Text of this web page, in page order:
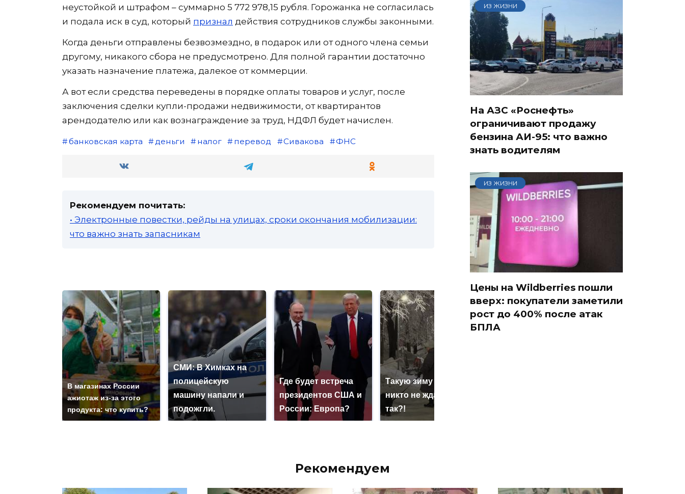
неустойкой и штрафом – суммарно 5 772 978,15 рубля. Горожанка не согласилась
и подала иск в суд, который признал действия сотрудников службы законными.
Когда деньги отправлены безвозмездно, в подарок или от одного члена семьи
другому, никакого сбора не предусмотрено. Для полной гарантии достаточно
указать назначение платежа, далекое от коммерции.
А вот если средства переведены в порядке оплаты товаров и услуг, после
заключения сделки купли-продажи недвижимости, от квартирантов
арендодателю или как вознаграждение за труд, НДФЛ будет начислен.
банковская карта деньги налог перевод Сивакова ФНС
Рекомендуем почитать:
• Электронные повестки, рейды на улицах, сроки окончания мобилизации:
что важно знать запасникам
В магазинах России
ажиотаж из-за этого
продукта: что купить?
СМИ: В Химках на
полицейскую
машину напали и
подожгли.
Где будет встреча
президентов США и
России: Европа?
Такую зиму в России
никто не ждал: как
так?!
ИЗ ЖИЗНИ
На АЗС «Роснефть»
ограничивают продажу
бензина АИ-95: что важно
знать водителям
ИЗ ЖИЗНИ
Цены на Wildberries пошли
вверх: покупатели заметили
рост до 400% после атак
БПЛА
Рекомендуем